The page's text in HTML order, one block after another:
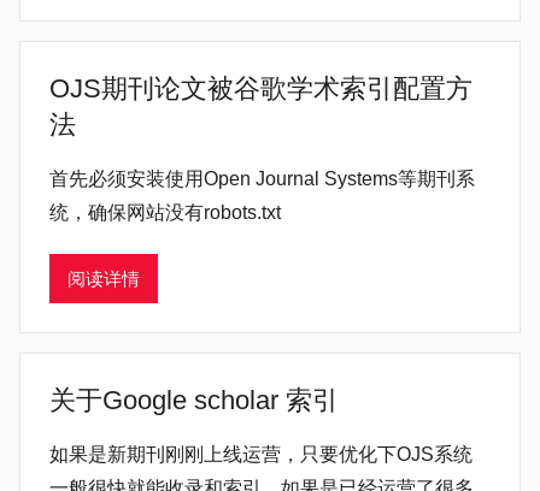
OJS期刊论文被谷歌学术索引配置方
法
首先必须安装使用Open Journal Systems等期刊系
统，确保网站没有robots.txt
阅读详情
关于Google scholar 索引
如果是新期刊刚刚上线运营，只要优化下OJS系统